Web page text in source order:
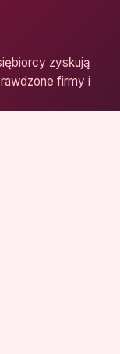
zyskują
firmy i